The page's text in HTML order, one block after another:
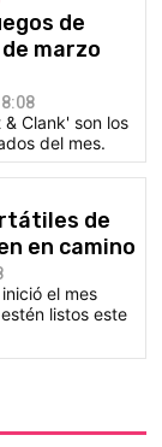
de
marzo
Clank' son los
del mes.
de
en camino
el mes
listos este